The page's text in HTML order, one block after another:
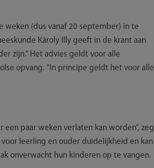
weken (dus vanaf 20 september) in te
Károly Illy geeft in de krant aan
zijn.” Het advies geldt voor alle
opvang. ”In principe geldt het voor alle
paar weken verlaten kan worden”,
voor leerling en ouder duidelijkheid en kan
onverwacht hun kinderen op te vangen.